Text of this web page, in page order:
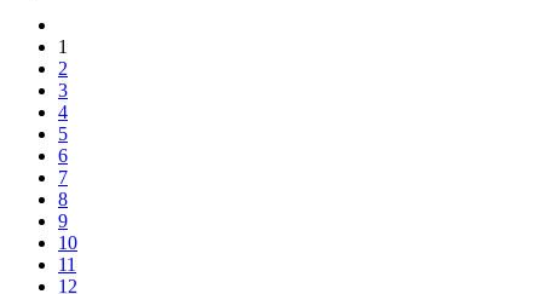
1
2
3
4
5
6
7
8
9
10
11
12